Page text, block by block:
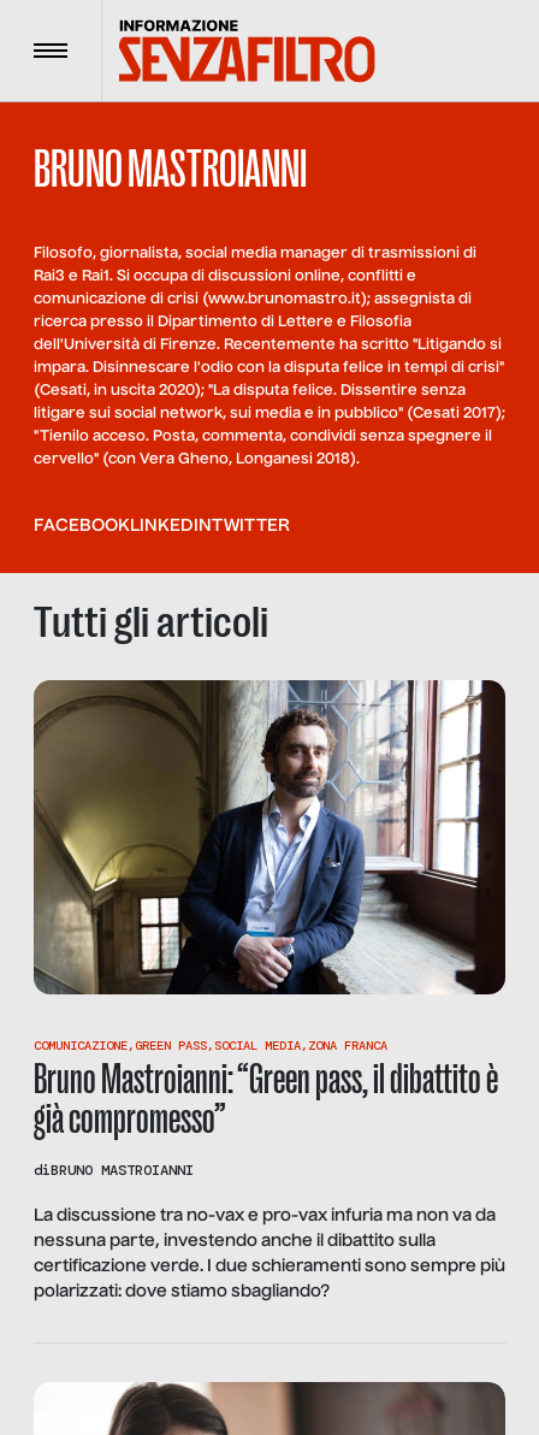
Menu
BRUNO MASTROIANNI
Filosofo, giornalista, social media manager di trasmissioni di
Rai3 e Rai1. Si occupa di discussioni online, conflitti e
comunicazione di crisi (www.brunomastro.it); assegnista di
ricerca presso il Dipartimento di Lettere e Filosofia
dell'Università di Firenze. Recentemente ha scritto "Litigando si
impara. Disinnescare l'odio con la disputa felice in tempi di crisi"
(Cesati, in uscita 2020); "La disputa felice. Dissentire senza
litigare sui social network, sui media e in pubblico" (Cesati 2017);
"Tienilo acceso. Posta, commenta, condividi senza spegnere il
cervello" (con Vera Gheno, Longanesi 2018).
FACEBOOKLINKEDIN TWITTER
Tutti gli articoli
COMUNICAZIONE,GREEN PASS, SOCIAL MEDIA, ZONA FRANCA
Bruno Mastroianni: “Green pass, il dibattito è
già compromesso”
diBRUNO MASTROIANNI
La discussione tra no-vax e pro-vax infuria ma non va da
nessuna parte, investendo anche il dibattito sulla
certificazione verde. I due schieramenti sono sempre più
polarizzati: dove stiamo sbagliando?